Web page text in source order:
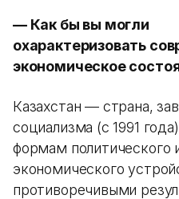
— Как бы вы могли
охарактеризовать
экономическое
Казахстан — страна,
социализма (с 1991
формам политического
экономического
противоречивыми